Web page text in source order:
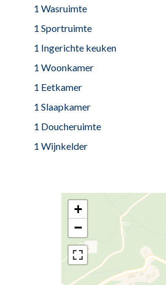
1 Wasruimte
1 Sportruimte
1 Ingerichte keuken
1 Woonkamer
1 Eetkamer
1 Slaapkamer
1 Doucheruimte
1 Wijnkelder
+
−